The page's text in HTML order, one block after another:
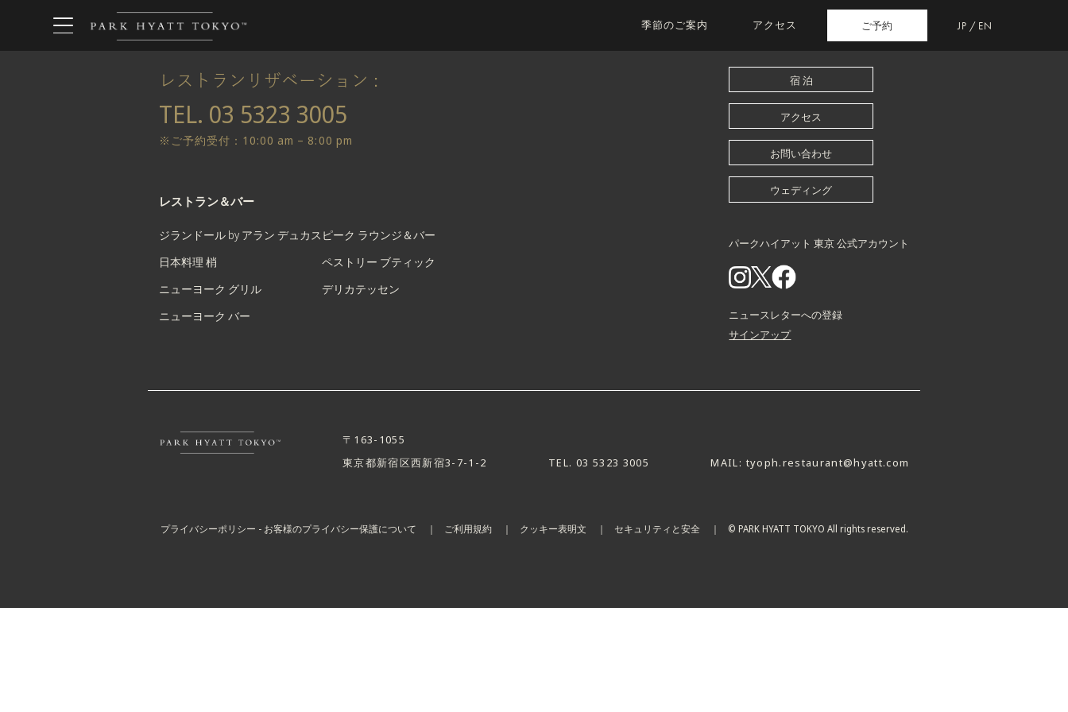
季節のご案内 アクセス ご予約 JP / EN
レストランリザベーション :
TEL. 03 5323 3005
※ご予約受付：10:00 am – 8:00 pm
レストラン＆バー
ジランドール by アラン デュカス
日本料理 梢
ニューヨーク グリル
ニューヨーク バー
ピーク ラウンジ＆バー
ペストリー ブティック
デリカテッセン
宿 泊
アクセス
お問い合わせ
ウェディング
パークハイアット 東京 公式アカウント
ニュースレターへの登録
サインアップ
〒163-1055
東京都新宿区西新宿3-7-1-2
TEL. 03 5323 3005 MAIL: tyoph.restaurant@hyatt.com
プライバシーポリシー - お客様のプライバシー保護について ご利用規約 クッキー表明文 セキュリティと安全 © PARK HYATT TOKYO All rights reserved.